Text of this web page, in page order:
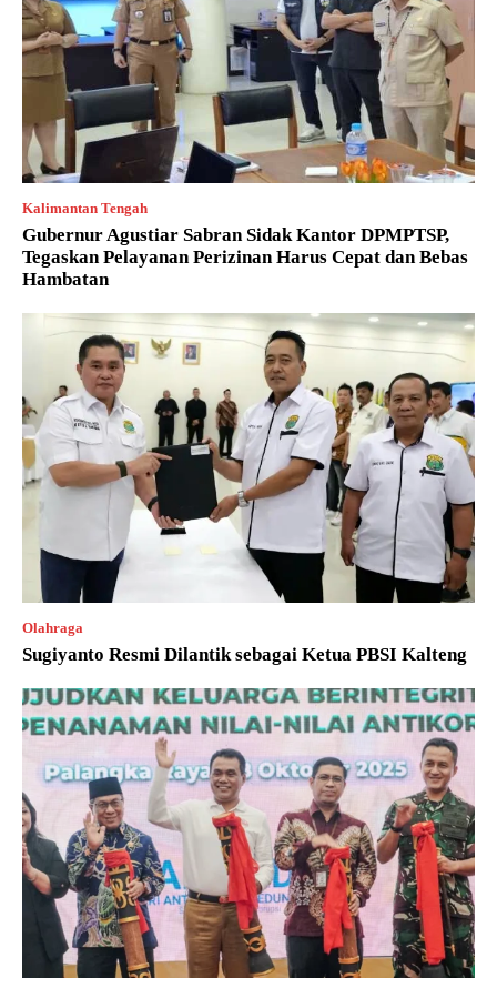
Kalimantan Tengah
Gubernur Agustiar Sabran Sidak Kantor DPMPTSP,
Tegaskan Pelayanan Perizinan Harus Cepat dan Bebas
Hambatan
Olahraga
Sugiyanto Resmi Dilantik sebagai Ketua PBSI Kalteng